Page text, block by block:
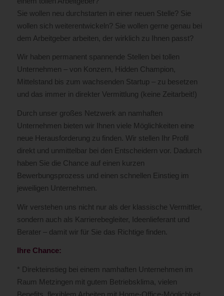
Sie wollen neu durchstarten in einer neuen Stelle? Sie
wollen sich weiterentwickeln? Sie wollen gerne genau bei
dem Arbeitgeber arbeiten, der wirklich zu Ihnen passt?
Wir haben permanent spannende Stellen bei tollen
Unternehmen – von Konzern, Hidden Champion,
Mittelstand bis zum wachsenden Startup – zu besetzen
und das immer in direkter Vermittlung (keine Zeitarbeit!)
Durch unser großes Netzwerk an namhaften
Unternehmen bieten wir Ihnen viele Möglichkeiten eine
neue Herausforderung zu finden. Wir stellen Ihr Profil
direkt und unmittelbar bei den Entscheidern vor. Dadurch
haben Sie die Chance auf einen kurzen
Bewerbungsprozess und einen schnellen Einstieg im
jeweiligen Unternehmen.
Wir verstehen uns nicht nur als der klassische Vermittler,
sondern auch als Karrierebegleiter, Ideenlieferant und
Berater – damit wir für Sie das Richtige finden.
Ihre Chance:
* Direkteinstieg bei einem namhaften Unternehmen im
Raum Metzingen mit gutem Betriebsklima, vielen
Benefits, flexiblem Arbeiten mit Home-Office-Möglichkeit